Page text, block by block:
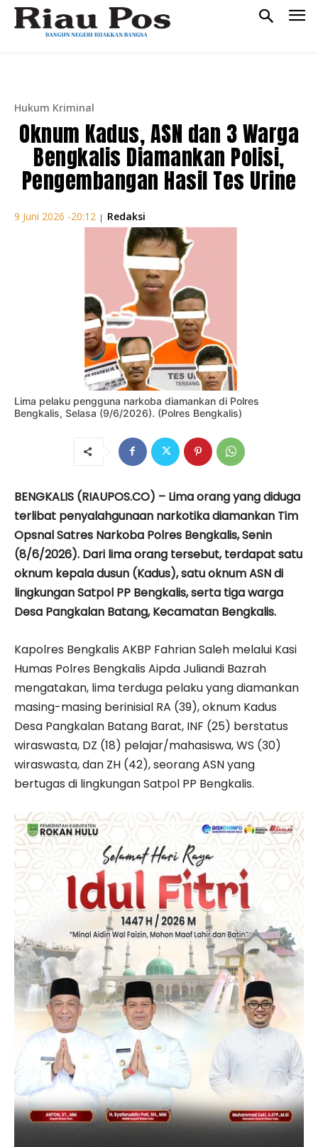
Hukum Kriminal
Oknum Kadus, ASN dan 3 Warga
Bengkalis Diamankan Polisi,
Pengembangan Hasil Tes Urine
9 Juni 2026 -20:12 | Redaksi
Lima pelaku pengguna narkoba diamankan di Polres
Bengkalis, Selasa (9/6/2026). (Polres Bengkalis)
BENGKALIS (RIAUPOS.CO) – Lima orang yang diduga
terlibat penyalahgunaan narkotika diamankan Tim
Opsnal Satres Narkoba Polres Bengkalis, Senin
(8/6/2026). Dari lima orang tersebut, terdapat satu
oknum kepala dusun (Kadus), satu oknum ASN di
lingkungan Satpol PP Bengkalis, serta tiga warga
Desa Pangkalan Batang, Kecamatan Bengkalis.
Kapolres Bengkalis AKBP Fahrian Saleh melalui Kasi
Humas Polres Bengkalis Aipda Juliandi Bazrah
mengatakan, lima terduga pelaku yang diamankan
masing-masing berinisial RA (39), oknum Kadus
Desa Pangkalan Batang Barat, INF (25) berstatus
wiraswasta, DZ (18) pelajar/mahasiswa, WS (30)
wiraswasta, dan ZH (42), seorang ASN yang
bertugas di lingkungan Satpol PP Bengkalis.